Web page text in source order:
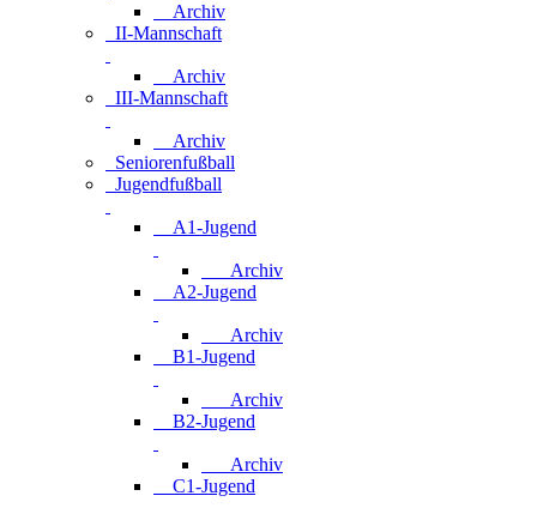
Archiv
II-Mannschaft
Archiv
III-Mannschaft
Archiv
Seniorenfußball
Jugendfußball
A1-Jugend
Archiv
A2-Jugend
Archiv
B1-Jugend
Archiv
B2-Jugend
Archiv
C1-Jugend